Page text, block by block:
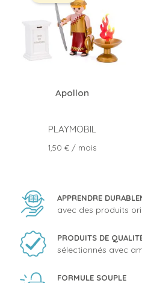
Apollon
PLAYMOBIL
Prix
1,50 €/ mois
APPRENDRE
avec des produits
PRODUITS DE
sélectionnés avec
FORMULE SOUPLE